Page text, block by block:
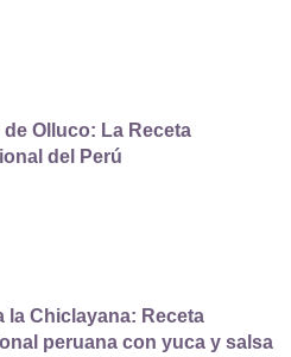
Olluco: La Receta
del Perú
la Chiclayana: Receta
peruana con yuca y salsa